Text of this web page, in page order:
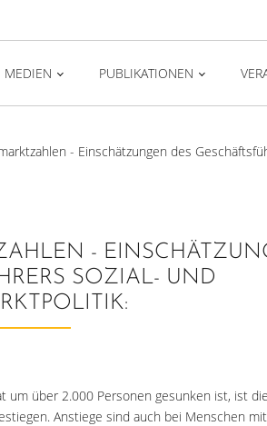
MEDIEN PUBLIKATIONEN
- Einschätzungen des
-
SOZIAL- UND
um über 2.000 Personen gesunken ist, ist die
Anstiege sind auch bei Menschen mit